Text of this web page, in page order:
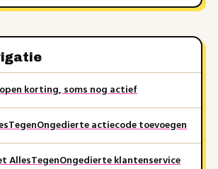
korting, soms nog actief
actiecode toevoegen
AllesTegenOngedierte klantenservice